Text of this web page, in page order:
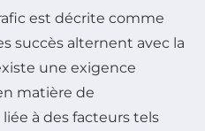
est décrite comme
succès alternent avec la
une exigence
matière de
à des facteurs tels